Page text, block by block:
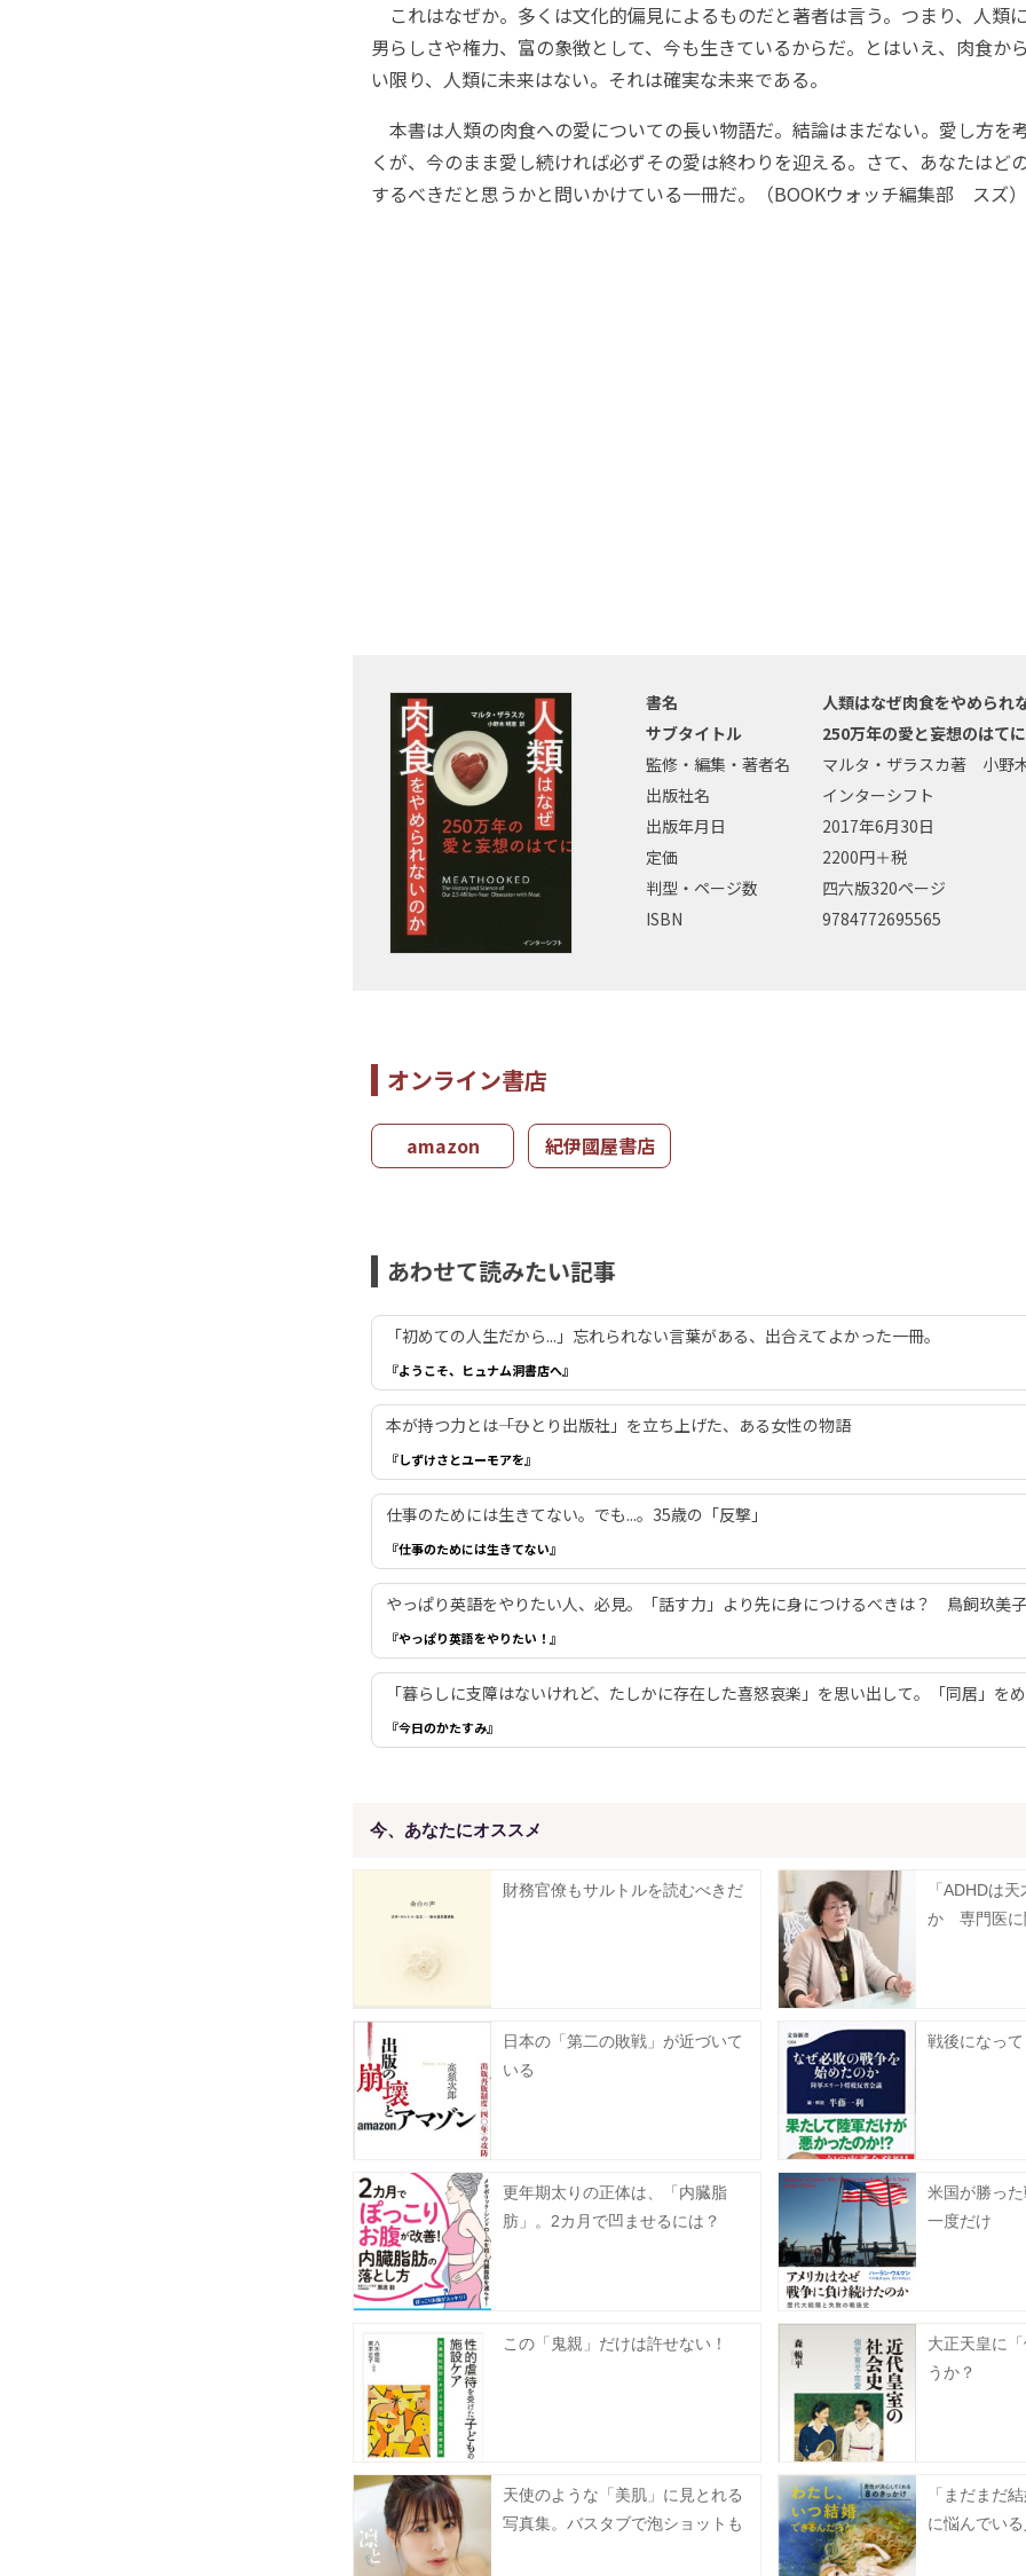
これはなぜか。多くは文化的偏見によるものだと著者は言う。つまり、人類に
男らしさや権力、富の象徴として、今も生きているからだ。とはいえ、肉食か
い限り、人類に未来はない。それは確実な未来である。
本書は人類の肉食への愛についての長い物語だ。結論はまだない。愛し方を
くが、今のまま愛し続ければ必ずその愛は終わりを迎える。さて、あなたはど
するべきだと思うかと問いかけている一冊だ。（BOOKウォッチ編集部 スズ）
書名
人類はなぜ肉食をやめられ
サブタイトル
250万年の愛と妄想のはてに
監修・編集・著者名
マルタ・ザラスカ著 小野
出版社名
インターシフト
出版年月日
2017年6月30日
定価
2200円＋税
判型・ページ数
四六版320ページ
ISBN
9784772695565
オンライン書店
amazon 紀伊國屋書店
あわせて読みたい記事
「初めての人生だから...」忘れられない言葉がある、出合えてよかった一冊。
『ようこそ、ヒュナム洞書店へ』
本が持つ力とは――「ひとり出版社」を立ち上げた、ある女性の物語
『しずけさとユーモアを』
仕事のためには生きてない。でも...。35歳の「反撃」
『仕事のためには生きてない』
やっぱり英語をやりたい人、必見。「話す力」より先に身につけるべきは？ 鳥飼玖美
『やっぱり英語をやりたい！』
「暮らしに支障はないけれど、たしかに存在した喜怒哀楽」を思い出して。「同居」をめ
『今日のかたすみ』
今、あなたにオススメ
財務官僚もサルトルを読むべきだ
「ADHDは
か 専門医に
日本の「第二の敗戦」が近づいて
いる
戦後になっ
更年期太りの正体は、「内臓脂
肪」。2カ月で凹ませるには？
米国が勝っ
一度だけ
この「鬼親」だけは許せない！
大正天皇に
うか？
天使のような「美肌」に見とれる
写真集。バスタブで泡ショットも
「まだまだ
に悩んでい